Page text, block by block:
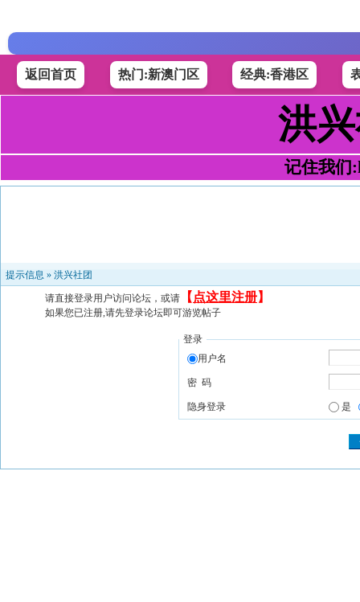
返回首页 热门:新澳门区 经典:香港区
洪
记住我们
提示信息 » 洪兴社团
请直接登录用户访问论坛，或请 【 点这里注册】
如果您已注册,请先登录论坛即可游览帖子
登录
用户名
密 码
隐身登录 是